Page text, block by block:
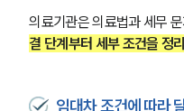
의료기관은 의료법과 세무
결 단계부터 세부 조건을 정
임대차 조건에 따라